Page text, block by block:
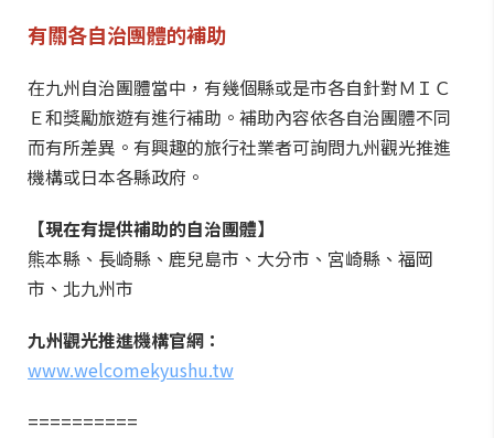
有關各自治團體的補助
在九州自治團體當中，有幾個縣或是市各自針對ＭＩＣ
Ｅ和獎勵旅遊有進行補助。補助內容依各自治團體不同
而有所差異。有興趣的旅行社業者可詢問九州觀光推進
機構或日本各縣政府。
【現在有提供補助的自治團體】
熊本縣、長崎縣、鹿兒島市、大分市、宮崎縣、福岡
市、北九州市
九州觀光推進機構官網：
www.welcomekyushu.tw
==========